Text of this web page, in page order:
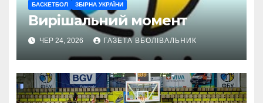
БАСКЕТБОЛ ЗБІРНА УКРАЇНИ
Вирішальний момент
ЧЕР 24, 2026 ГАЗЕТА ВБОЛІВАЛЬНИК